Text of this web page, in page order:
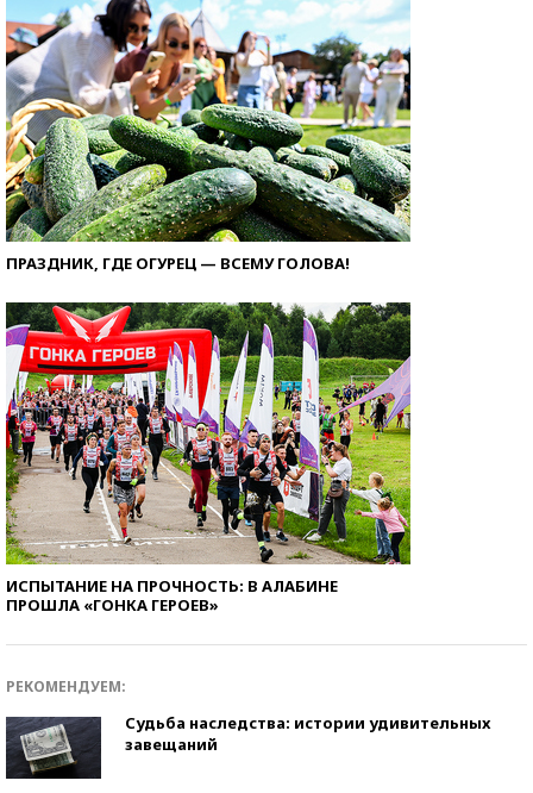
ПРАЗДНИК, ГДЕ ОГУРЕЦ — ВСЕМУ ГОЛОВА!
ИСПЫТАНИЕ НА ПРОЧНОСТЬ: В АЛАБИНЕ
ПРОШЛА «ГОНКА ГЕРОЕВ»
РЕКОМЕНДУЕМ:
Судьба наследства: истории удивительных
завещаний